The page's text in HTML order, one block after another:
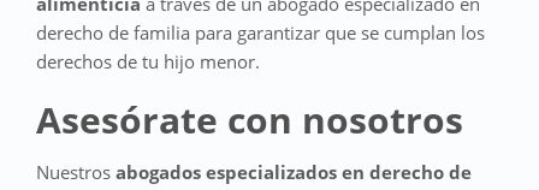
derecho de familia para garantizar que se cumplan los
derechos de tu hijo menor.
Asesórate con nosotros
Nuestros abogados especializados en derecho de